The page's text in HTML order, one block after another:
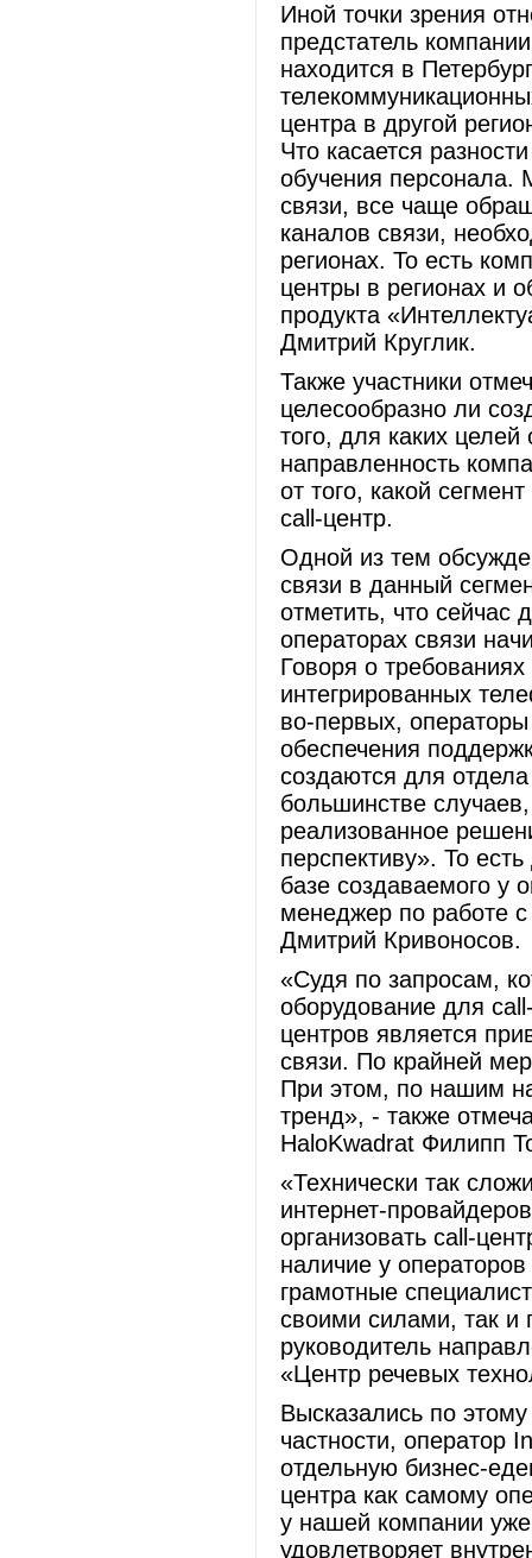
Иной точки зрения
предстатель
находится в
центра в другой
Что касается
обучения персонала.
связи, все чаще
каналов связи,
регионах. То есть
центры в регионах и
продукта
Дмитрий Круглик.
Также участники
целесообразно ли
того, для каких целей
направленность
от того, какой
call-центр.
Одной из тем
связи в данный
отметить, что сейчас
операторах связи
Говоря о
интегрированных
во-первых,
обеспечения
создаются для
большинстве
реализованное
перспективу». То
базе создаваемого у
менеджер по работе
Дмитрий Кривоносов.
«Судя по запросам,
оборудование для
центров является
связи. По крайней
При этом, по нашим
тренд», - также
HaloKwadrat Филипп
«Технически так
интернет-
организовать call-
наличие у
грамотные
своими силами, так и
руководитель
«Центр речевых
Высказались по
частности, оператор
отдельную бизнес-
центра как самому
у нашей компании уже
удовлетворяет